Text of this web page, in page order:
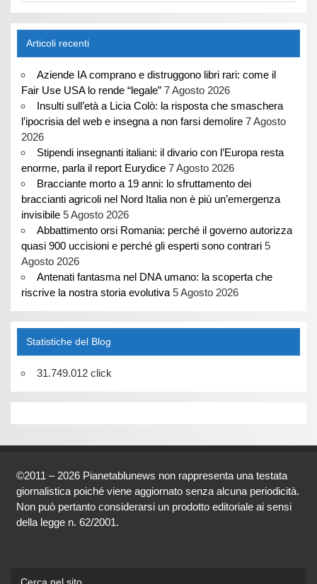
Articoli recenti
Aziende IA comprano e distruggono libri rari: come il
Fair Use USA lo rende “legale” 7 Agosto 2026
Insulti sull’età a Licia Colò: la risposta che smaschera
l’ipocrisia del web e insegna a non farsi demolire 7 Agosto
2026
Stipendi insegnanti italiani: il divario con l’Europa resta
enorme, parla il report Eurydice 7 Agosto 2026
Bracciante morto a 19 anni: lo sfruttamento dei
braccianti agricoli nel Nord Italia non è più un’emergenza
invisibile 5 Agosto 2026
Abbattimento orsi Romania: perché il governo autorizza
quasi 900 uccisioni e perché gli esperti sono contrari 5
Agosto 2026
Antenati fantasma nel DNA umano: la scoperta che
riscrive la nostra storia evolutiva 5 Agosto 2026
Statistiche del Blog
31.749.012 click
©2011 – 2026 Pianetablunews non rappresenta una testata
giornalistica poiché viene aggiornato senza alcuna periodicità.
Non può pertanto considerarsi un prodotto editoriale ai sensi
della legge n. 62/2001.